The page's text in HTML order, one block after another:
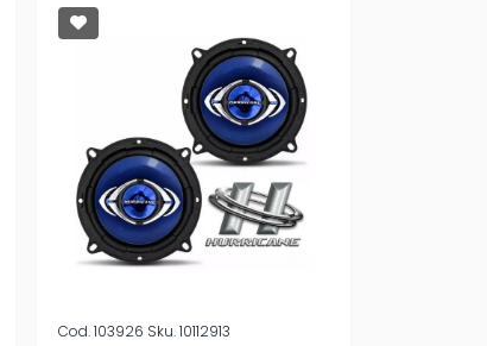
Cod.103926 Sku.10112913